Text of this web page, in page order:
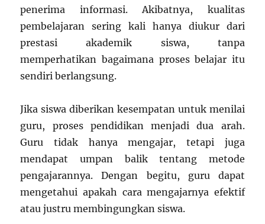
penerima informasi. Akibatnya, kualitas
pembelajaran sering kali hanya diukur dari
prestasi akademik siswa, tanpa
memperhatikan bagaimana proses belajar itu
sendiri berlangsung.
Jika siswa diberikan kesempatan untuk menilai
guru, proses pendidikan menjadi dua arah.
Guru tidak hanya mengajar, tetapi juga
mendapat umpan balik tentang metode
pengajarannya. Dengan begitu, guru dapat
mengetahui apakah cara mengajarnya efektif
atau justru membingungkan siswa.